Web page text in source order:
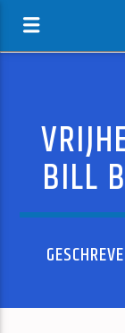
BILL